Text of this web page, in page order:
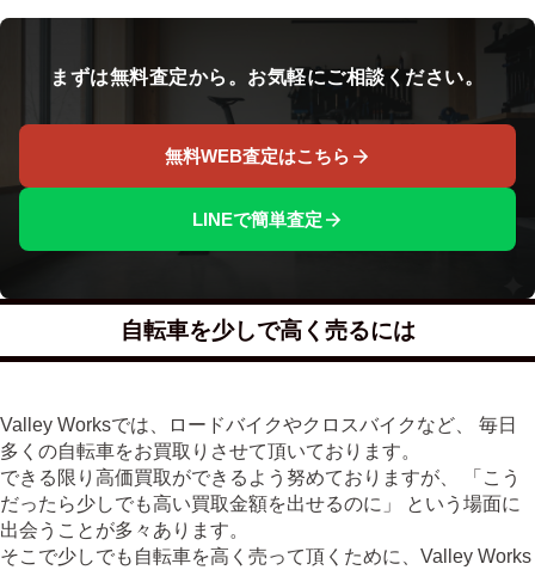
まずは無料査定から。お気軽にご相談ください。
無料WEB査定はこちら
LINEで簡単査定
自転車を少しで高く売るには
Valley Worksでは、ロードバイクやクロスバイクなど、 毎日
多くの自転車をお買取りさせて頂いております。
できる限り高価買取ができるよう努めておりますが、 「こう
だったら少しでも高い買取金額を出せるのに」 という場面に
出会うことが多々あります。
そこで少しでも自転車を高く売って頂くために、Valley Works